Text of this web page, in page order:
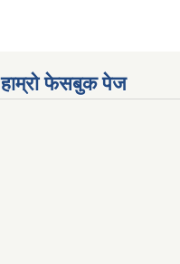
हाम्रो फेसबुक पेज